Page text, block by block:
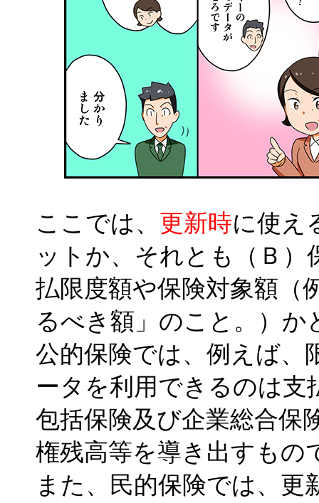
ここでは、 更新時に使え
ットか、それとも（Ｂ
払限度額や保険対象額（
るべき額」のこと。）か
公的保険では、例えば、
ータを利用できるのは支
包括保険及び企業総合保
権残高等を導き出すもの
また、民的保険では、